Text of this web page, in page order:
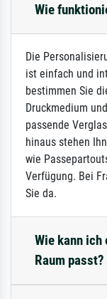
Wie
Die
ist einfach und
bestimmen Sie
Druckmedium
passende
hinaus stehen
wie
Verfügung. Bei
Sie da.
Wie kann ich
Raum passt?